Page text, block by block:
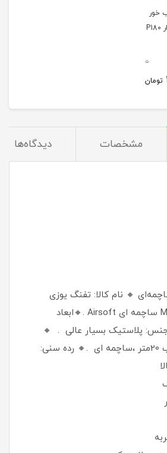
خور
طرح گلاک خفه کن دار P180
0
تومان
مشخصات دیدگاه‌ها
🔸 نام کالا: تفنگ یوزی
اسباب بازی M35 ساچمه ای Airsoft .🔸ابعاد
20×34 🔸 جنس: پلاستیک بسیار عالی .‌ 🔸
ویژگی : برد پرتاب 20متر ،ساچمه ای .🔸 رده سنی: